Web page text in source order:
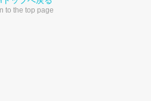
to the top page